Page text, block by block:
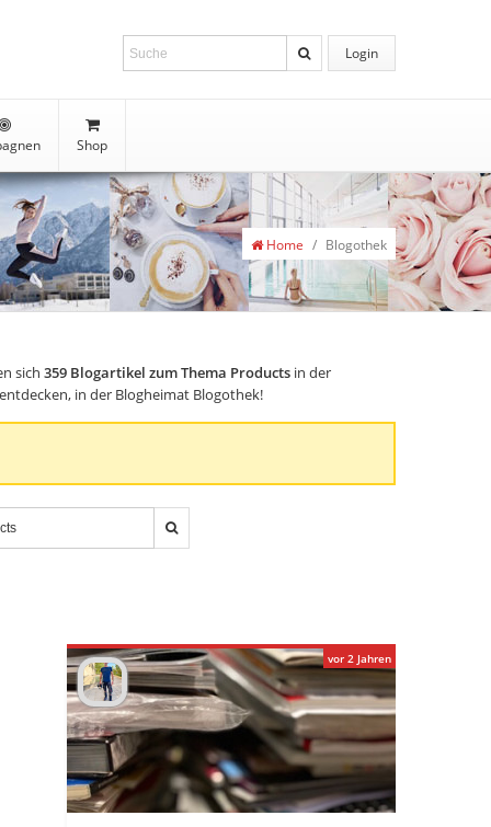
Login
Shop
Home / Blogothek
sich 359 Blogartikel zum Thema Products in der
in der Blogheimat Blogothek!
vor 2 Jahren